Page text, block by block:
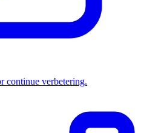
continue verbetering.